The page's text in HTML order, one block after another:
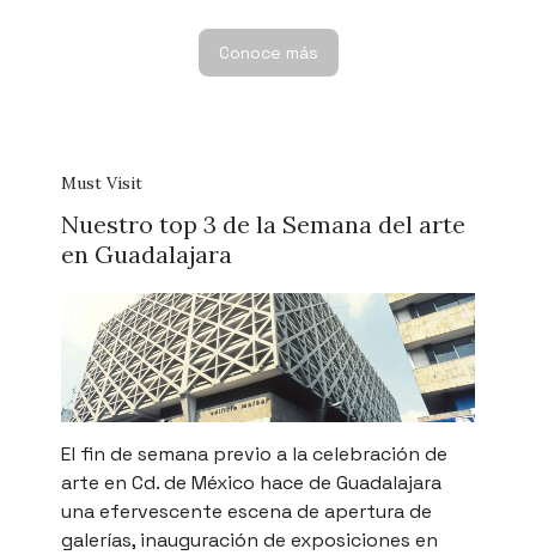
Conoce más
Must Visit
Nuestro top 3 de la Semana del arte
en Guadalajara
El fin de semana previo a la celebración de
arte en Cd. de México hace de Guadalajara
una efervescente escena de apertura de
galerías, inauguración de exposiciones en